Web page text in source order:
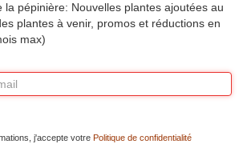
à la pépinière, pour partie issus de
spécialisés et très souvent de
de graines.
la pépinière: Nouvelles plantes ajoutées au
plantes à venir, promos et réductions en
max)
j'accepte votre Politique de confidentialité